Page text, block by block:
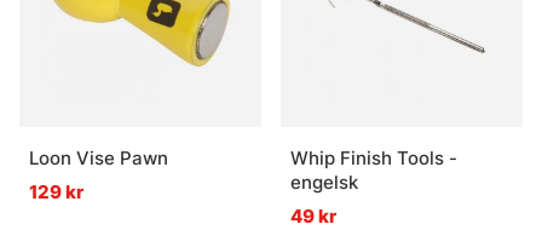
Loon Vise Pawn
129 kr
Whip Finish Tools -
engelsk
49 kr